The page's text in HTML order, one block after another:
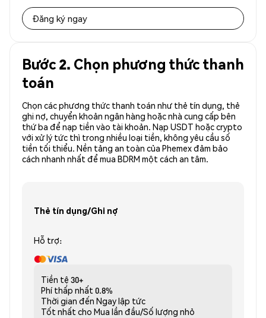
Đăng ký ngay
Bước 2. Chọn phương thức thanh
toán
Chọn các phương thức thanh toán như thẻ tín dụng, thẻ
ghi nợ, chuyển khoản ngân hàng hoặc nhà cung cấp bên
thứ ba để nạp tiền vào tài khoản. Nạp USDT hoặc crypto
với xử lý tức thì trong nhiều loại tiền, không yêu cầu số
tiền tối thiểu. Nền tảng an toàn của Phemex đảm bảo
cách nhanh nhất để mua BDRM một cách an tâm.
Thẻ tín dụng/Ghi nợ
Hỗ trợ:
Tiền tệ 30+
Phí thấp nhất 0.8%
Thời gian đến Ngay lập tức
Tốt nhất cho Mua lần đầu/Số lượng nhỏ